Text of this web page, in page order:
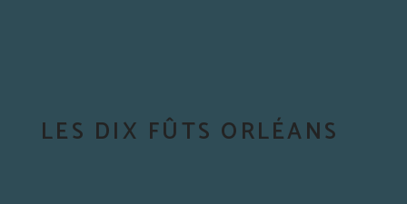
LES DIX FÛTS ORLÉANS